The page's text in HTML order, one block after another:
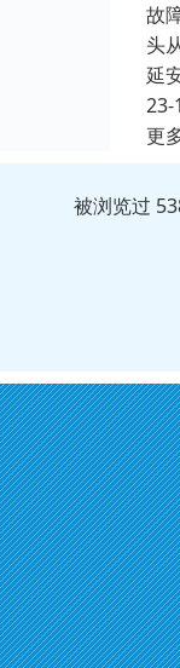
故
头
延
23-
更
被浏览过